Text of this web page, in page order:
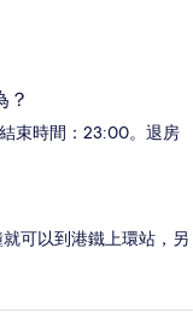
？
束時間：23:00。退房
可以到港鐵上環站，另